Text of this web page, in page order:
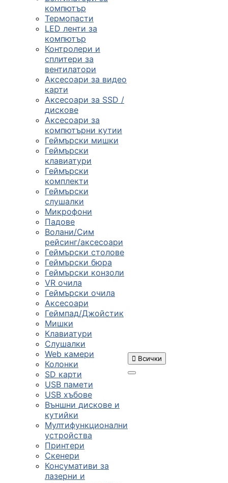
компютър
Термопасти
LED ленти за
компютър
Контролери и
сплитери за
вентилатори
Аксесоари за видео
карти
Аксесоари за SSD /
дискове
Аксесоари за
компютърни кутии
Геймърски мишки
Геймърски
клавиатури
Геймърски
комплекти
Геймърски
слушалки
Микрофони
Падове
Волани/Сим
рейсинг/аксесоари
Геймърски столове
Геймърски бюра
Геймърски конзоли
VR очила
Геймърски очила
Аксесоари
Геймпад/Джойстик
Мишки
Клавиатури
Слушалки
Web камери
Колонки
SD карти
USB памети
USB хъбове
Външни дискове и
кутийки
Мултифункционални
устройства
Принтери
Скенери
Консумативи за
лазерни и
 Всички